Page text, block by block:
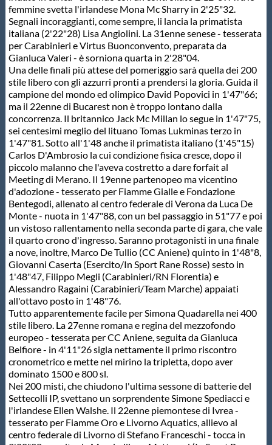
femmine svetta l'irlandese Mona Mc Sharry in 2'25"32.
Segnali incoraggianti, come sempre, li lancia la primatista
italiana (2'22"28) Lisa Angiolini. La 31enne senese - tesserata
per Carabinieri e Virtus Buonconvento, preparata da
Gianluca Valeri - è sorniona quarta in 2'28"04.
Una delle finali più attese del pomeriggio sarà quella dei 200
stile libero con gli azzurri pronti a prendersi la gloria. Guida il
campione del mondo ed olimpico David Popovici in 1'47"66;
ma il 22enne di Bucarest non è troppo lontano dalla
concorrenza. Il britannico Jack Mc Millan lo segue in 1'47"75,
sei centesimi meglio del lituano Tomas Lukminas terzo in
1'47"81. Sotto all'1'48 anche il primatista italiano (1'45"15)
Carlos D'Ambrosio la cui condizione fisica cresce, dopo il
piccolo malanno che l'aveva costretto a dare forfait al
Meeting di Merano. Il 19enne partenopeo ma vicentino
d'adozione - tesserato per Fiamme Gialle e Fondazione
Bentegodi, allenato al centro federale di Verona da Luca De
Monte - nuota in 1'47"88, con un bel passaggio in 51"77 e poi
un vistoso rallentamento nella seconda parte di gara, che vale
il quarto crono d'ingresso. Saranno protagonisti in una finale
a nove, inoltre, Marco De Tullio (CC Aniene) quinto in 1'48"8,
Giovanni Caserta (Esercito/In Sport Rane Rosse) sesto in
1'48"47, Filippo Megli (Carabinieri/RN Florentia) e
Alessandro Ragaini (Carabinieri/Team Marche) appaiati
all'ottavo posto in 1'48"76.
Tutto apparentemente facile per Simona Quadarella nei 400
stile libero. La 27enne romana e regina del mezzofondo
europeo - tesserata per CC Aniene, seguita da Gianluca
Belfiore - in 4'11"26 sigla nettamente il primo riscontro
cronometrico e mette nel mirino la tripletta, dopo aver
dominato 1500 e 800 sl.
Nei 200 misti, che chiudono l'ultima sessone di batterie del
Settecolli IP, svettano un sorprendente Simone Spediacci e
l'irlandese Ellen Walshe. Il 22enne piemontese di Ivrea -
tesserato per Fiamme Oro e Livorno Aquatics, allievo al
centro federale di Livorno di Stefano Franceschi - tocca in